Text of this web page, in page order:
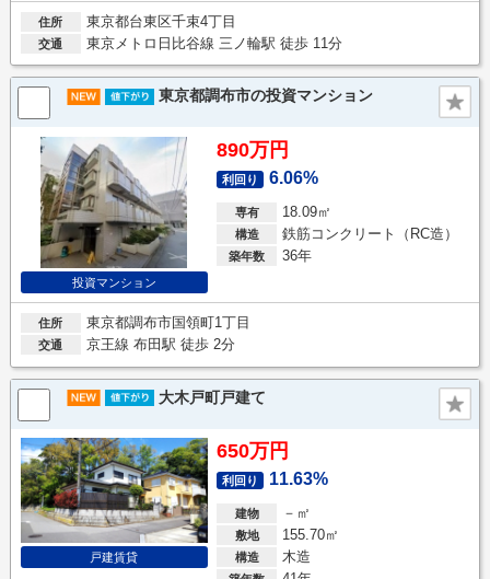
住所 東京都台東区千束4丁目
交通 東京メトロ日比谷線 三ノ輪駅 徒歩 11分
東京都調布市の投資マンション
投資マンション
890万円
利回り 6.06%
専有 18.09㎡
構造 鉄筋コンクリート（RC造）
築年数 36年
住所 東京都調布市国領町1丁目
交通 京王線 布田駅 徒歩 2分
大木戸町戸建て
戸建賃貸
650万円
利回り 11.63%
建物 －㎡
敷地 155.70㎡
構造 木造